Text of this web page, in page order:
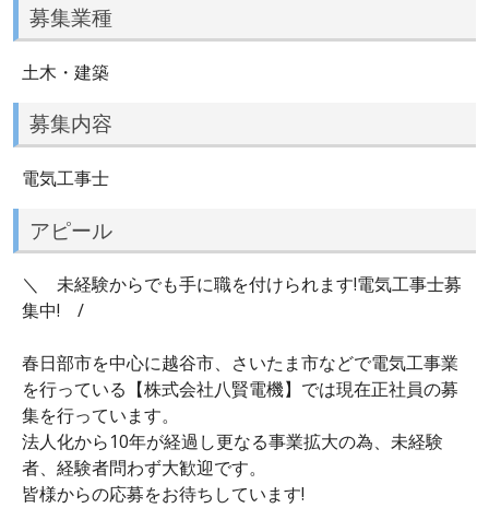
募集業種
土木・建築
募集内容
電気工事士
アピール
＼ 未経験からでも手に職を付けられます!電気工事士募
集中! /
春日部市を中心に越谷市、さいたま市などで電気工事業
を行っている【株式会社八賢電機】では現在正社員の募
集を行っています。
法人化から10年が経過し更なる事業拡大の為、未経験
者、経験者問わず大歓迎です。
皆様からの応募をお待ちしています!